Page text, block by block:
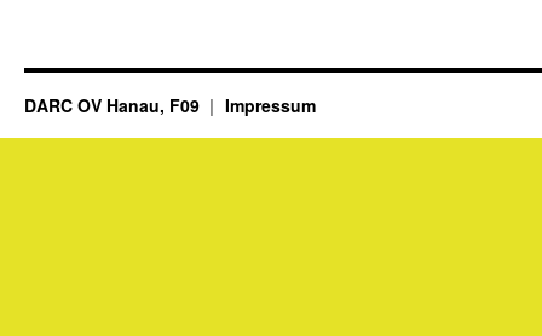
DARC OV Hanau, F09 Impressum